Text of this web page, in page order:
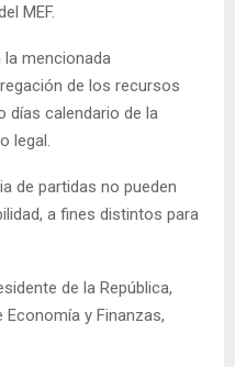
MEF.
la mencionada
de los recursos
días calendario de la
legal.
de partidas no pueden
a fines distintos para
de la República,
y Finanzas,